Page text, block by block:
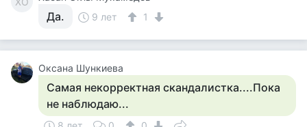
Да. 9 лет 1
Оксана Шункиева
Самая некорректная скандалистка....Пока
не наблюдаю...